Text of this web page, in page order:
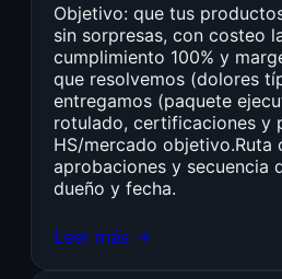
Objetivo: que tus
sin sorpresas, con costeo
cumplimiento 100% y
que resolvemos (dolores
entregamos (paquete
rotulado, certificaciones y
HS/mercado objetivo.Ruta
aprobaciones y secuencia
dueño y fecha.
Leer más →